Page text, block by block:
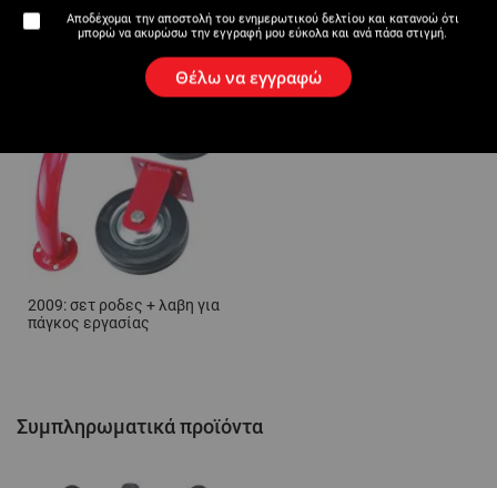
2009: σετ ροδες + λαβη για
πάγκος εργασίας
Συμπληρωματικά προϊόντα
Αποδέχομαι την αποστολή του ενημερωτικού δελτίου και κατανοώ ότι
μπορώ να ακυρώσω την εγγραφή μου εύκολα και ανά πάσα στιγμή.
Θέλω να εγγραφώ